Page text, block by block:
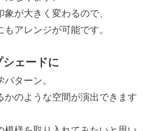
が大きく変わるので、
アレンジが可能です。
ェードに
ターン。
かのような空間が演出できます